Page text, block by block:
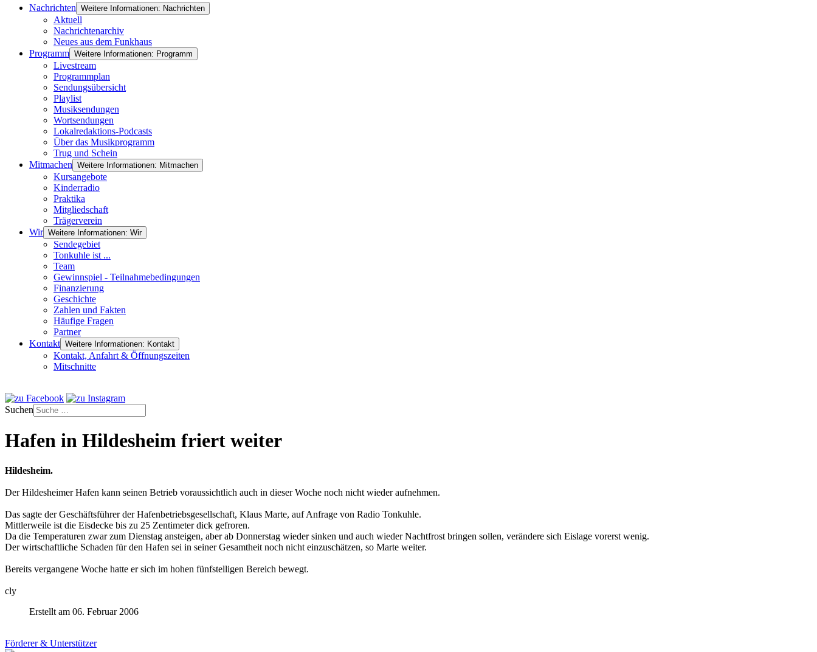
Nachrichten Weitere Informationen: Nachrichten
Aktuell
Nachrichtenarchiv
Neues aus dem Funkhaus
Programm Weitere Informationen: Programm
Livestream
Programmplan
Sendungsübersicht
Playlist
Musiksendungen
Wortsendungen
Lokalredaktions-Podcasts
Über das Musikprogramm
Trug und Schein
Mitmachen Weitere Informationen: Mitmachen
Kursangebote
Kinderradio
Praktika
Mitgliedschaft
Trägerverein
Wir Weitere Informationen: Wir
Sendegebiet
Tonkuhle ist ...
Team
Gewinnspiel - Teilnahmebedingungen
Finanzierung
Geschichte
Zahlen und Fakten
Häufige Fragen
Partner
Kontakt Weitere Informationen: Kontakt
Kontakt, Anfahrt & Öffnungszeiten
Mitschnitte
Suchen
Hafen in Hildesheim friert weiter
Hildesheim.
Der Hildesheimer Hafen kann seinen Betrieb voraussichtlich auch in dieser Woche noch nicht wieder aufnehmen.
Das sagte der Geschäftsführer der Hafenbetriebsgesellschaft, Klaus Marte, auf Anfrage von Radio Tonkuhle.
Mittlerweile ist die Eisdecke bis zu 25 Zentimeter dick gefroren.
Da die Temperaturen zwar zum Dienstag ansteigen, aber ab Donnerstag wieder sinken und auch wieder Nachtfrost bringen sollen, verändere sich Eislage vorerst wenig.
Der wirtschaftliche Schaden für den Hafen sei in seiner Gesamtheit noch nicht einzuschätzen, so Marte weiter.
Bereits vergangene Woche hatte er sich im hohen fünfstelligen Bereich bewegt.
cly
Erstellt am 06. Februar 2006
Förderer & Unterstützer